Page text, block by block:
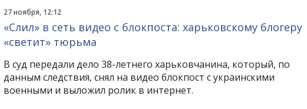
27 ноября, 12:12
«Слил» в сеть видео с блокпоста: харьковскому блогеру
«светит» тюрьма
В суд передали дело 38-летнего харьковчанина, который, по
данным следствия, снял на видео блокпост с украинскими
военными и выложил ролик в интернет.
Youtube